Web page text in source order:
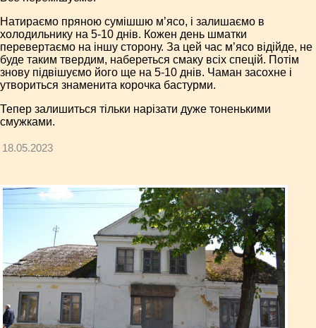
Натираємо пряною сумішшю м’ясо, і залишаємо в
холодильнику на 5-10 днів. Кожен день шматки
перевертаємо на іншу сторону. За цей час м’ясо відійде, не
буде таким твердим, набереться смаку всіх спецій. Потім
знову підвішуємо його ще на 5-10 днів. Чаман засохне і
утвориться знаменита корочка бастурми.
Тепер залишиться тільки нарізати дуже тоненькими
смужками.
18.05.2023